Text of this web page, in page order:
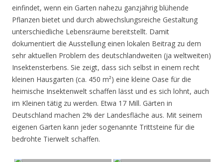
einfindet, wenn ein Garten nahezu ganzjährig blühende
Pflanzen bietet und durch abwechslungsreiche Gestaltung
unterschiedliche Lebensräume bereitstellt. Damit
dokumentiert die Ausstellung einen lokalen Beitrag zu dem
sehr aktuellen Problem des deutschlandweiten (ja weltweiten)
Insektensterbens. Sie zeigt, dass sich selbst in einem recht
kleinen Hausgarten (ca. 450 m²) eine kleine Oase für die
heimische Insektenwelt schaffen lässt und es sich lohnt, auch
im Kleinen tätig zu werden. Etwa 17 Mill. Gärten in
Deutschland machen 2% der Landesfläche aus. Mit seinem
eigenen Garten kann jeder sogenannte Trittsteine für die
bedrohte Tierwelt schaffen.